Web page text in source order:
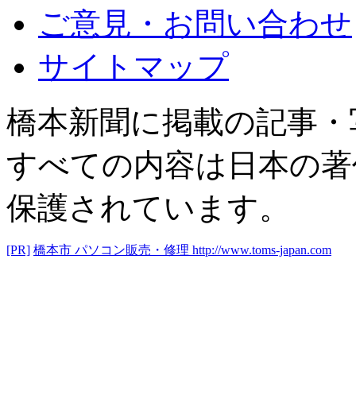
ご意見・お問い合わせ
サイトマップ
橋本新聞に掲載の記事
すべての内容は日本の
保護されています。
[PR] 橋本市 パソコン販売・修理 http://www.toms-japan.com